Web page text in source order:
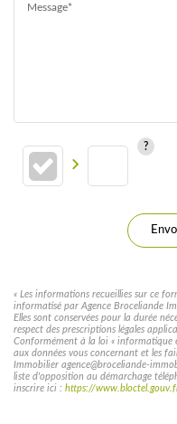
Message*
« Les informations recueillies sur ce
informatisé par Agence Broceliande
Elles sont conservées pour la durée
respect des prescriptions légales
Conformément à la loi « informatique
aux données vous concernant et les
Immobilier agence@broceliande-
liste d'opposition au démarchage
inscrire ici : https://